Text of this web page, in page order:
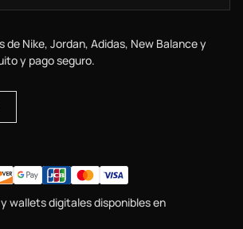
de Nike, Jordan, Adidas, New Balance y
y pago seguro.
wallets digitales disponibles en